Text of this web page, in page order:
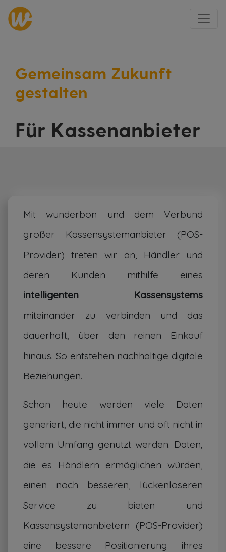
Gemeinsam Zukunft
gestalten
Für Kassenanbieter
Mit wunderbon und dem Verbund
großer Kassensystemanbieter (POS-
Provider) treten wir an, Händler und
deren Kunden mithilfe eines
intelligenten Kassensystems
miteinander zu verbinden und das
dauerhaft, über den reinen Einkauf
hinaus. So entstehen nachhaltige digitale
Beziehungen.
Schon heute werden viele Daten
generiert, die nicht immer und oft nicht in
vollem Umfang genutzt werden. Daten,
die es Händlern ermöglichen würden,
einen noch besseren, lückenloseren
Service zu bieten und
Kassensystemanbietern (POS-Provider)
eine bessere Positionierung ihres